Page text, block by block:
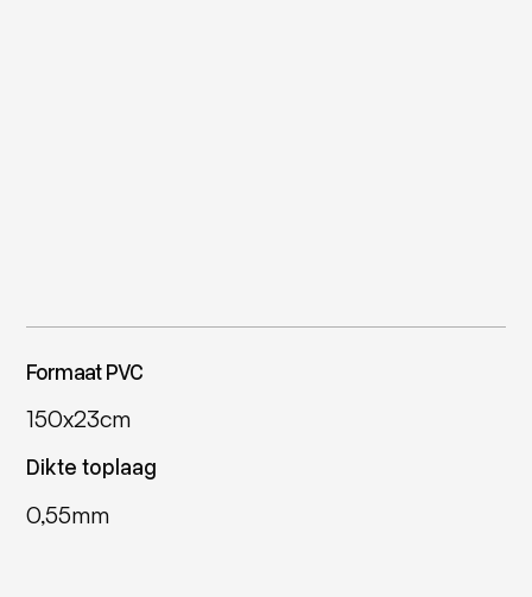
Formaat PVC
150x23cm
Dikte toplaag
0,55mm